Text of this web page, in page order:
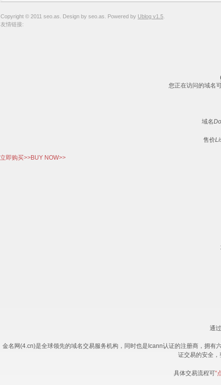
Copyright © 2011 seo.as. Design by seo.as. Powered by Ublog v1.5
友情链接:
您正在访问的域名
域名
售价
立即购买>>BUY NOW>>
通
金名网(4.cn)是全球领先的域名交易服务机构，同时也是Icann认证的注册商，拥
证交易的安全
具体交易流程可“